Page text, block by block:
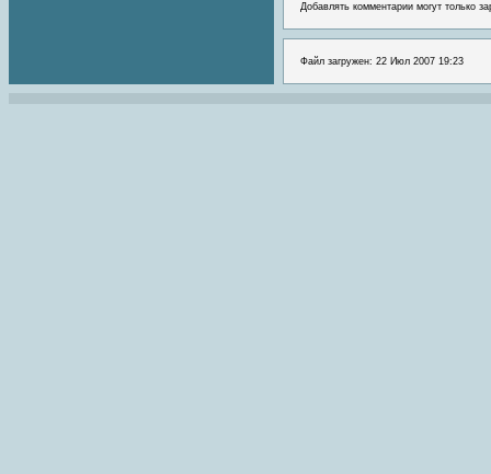
Добавлять комментарии могут только
Файл загружен: 22 Июл 2007 19:23